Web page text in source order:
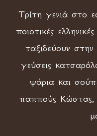
Τρίτη γενιά στο
ποιοτικές
ταξιδεύουν
γεύσεις
ψάρια και
παππούς Κώστας,